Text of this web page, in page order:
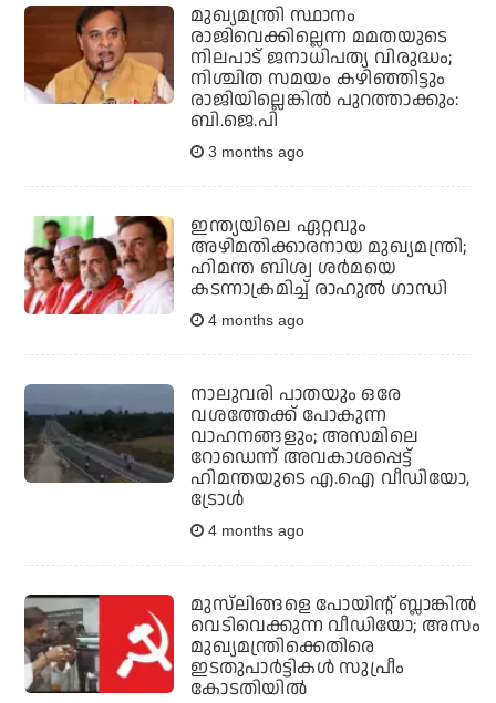
മുഖ്യമന്ത്രി സ്ഥാനം
രാജിവെക്കില്ലെന്ന മമതയുടെ
നിലപാട് ജനാധിപത്യ വിരുദ്ധം;
നിശ്ചിത സമയം കഴിഞ്ഞിട്ടും
രാജിയില്ലെങ്കില്‍ പുറത്താക്കും:
ബി.ജെ.പി
3 months ago
ഇന്ത്യയിലെ ഏറ്റവും
അഴിമതിക്കാരനായ മുഖ്യമന്ത്രി;
ഹിമന്ത ബിശ്വ ശർമയെ
കടന്നാക്രമിച്ച് രാഹുൽ ഗാന്ധി
4 months ago
നാലുവരി പാതയും ഒരേ
വശത്തേക്ക് പോകുന്ന
വാഹനങ്ങളും; അസമിലെ
റോഡെന്ന് അവകാശപ്പെട്ട്
ഹിമന്തയുടെ എ.ഐ വീഡിയോ,
ട്രോള്‍
4 months ago
മുസ്‌ലിങ്ങളെ പോയിന്റ് ബ്ലാങ്കില്‍
വെടിവെക്കുന്ന വീഡിയോ; അസം
മുഖ്യമന്ത്രിക്കെതിരെ
ഇടതുപാര്‍ട്ടികള്‍ സുപ്രീം
കോടതിയില്‍